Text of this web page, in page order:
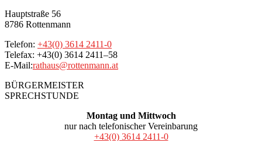
Hauptstraße 56
8786 Rottenmann
Telefon: +43(0) 3614 2411-0
Telefax: +43(0) 3614 2411–58
E-Mail:rathaus@rottenmann.at
BÜRGERMEISTER
SPRECHSTUNDE
Montag und Mittwoch
nur nach telefonischer Vereinbarung
+43(0) 3614 2411-0